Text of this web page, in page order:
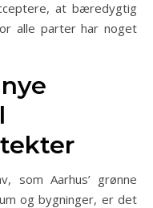
at bæredygtig
alle parter har noget
som Aarhus’ grønne
og bygninger, er det